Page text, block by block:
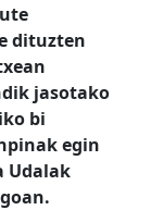
dituzten
jasotako
bi
egin
Udalak